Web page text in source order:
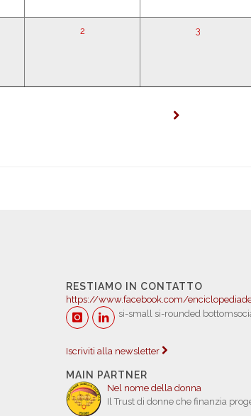
2 3
RESTIAMO IN CONTATTO
https://www.facebook.com/
si-small si-rounded
Iscriviti alla newsletter
MAIN PARTNER
Nel nome della donna
Il Trust di donne che finanzia